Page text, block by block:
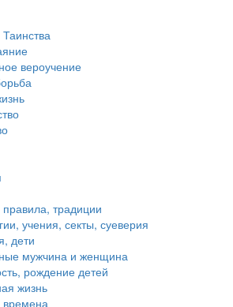
вероучение
традиции
учения, секты, суеверия
дети
мужчина и женщина
рождение детей
жизнь
времена